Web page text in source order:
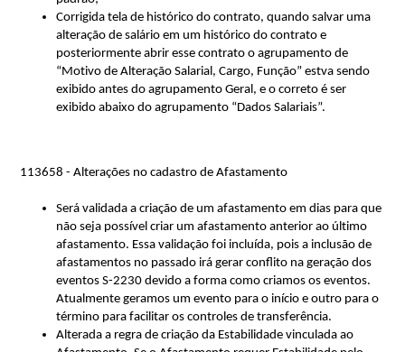
Corrigida tela de histórico do contrato, quando salvar uma
alteração de salário em um histórico do contrato e
posteriormente abrir esse contrato o agrupamento de
“Motivo de Alteração Salarial, Cargo, Função” estva sendo
exibido antes do agrupamento Geral, e o correto é ser
exibido abaixo do agrupamento “Dados Salariais”.
113658 - Alterações no cadastro de Afastamento
Será validada a criação de um afastamento em dias para que
não seja possível criar um afastamento anterior ao último
afastamento. Essa validação foi incluída, pois a inclusão de
afastamentos no passado irá gerar conflito na geração dos
eventos S-2230 devido a forma como criamos os eventos.
Atualmente geramos um evento para o início e outro para o
término para facilitar os controles de transferência.
Alterada a regra de criação da Estabilidade vinculada ao